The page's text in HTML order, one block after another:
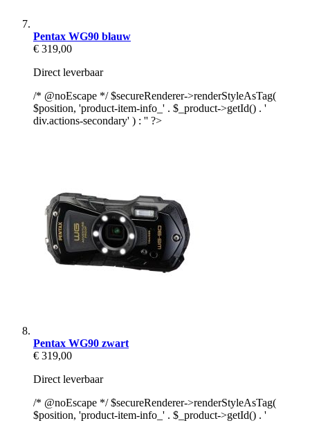
Pentax WG90 blauw
€ 319,00
Direct leverbaar
/* @noEscape */ $secureRenderer->renderStyleAsTag(
$position, 'product-item-info_' . $_product->getId() . '
div.actions-secondary' ) : '' ?>
Pentax WG90 zwart
€ 319,00
Direct leverbaar
/* @noEscape */ $secureRenderer->renderStyleAsTag(
$position, 'product-item-info_' . $_product->getId() . '